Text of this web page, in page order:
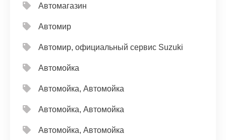
Автомагазин
Автомир
Автомир, официальный сервис Suzuki
Автомойка
Автомойка, Автомойка
Автомойка, Автомойка
Автомойка, Автомойка